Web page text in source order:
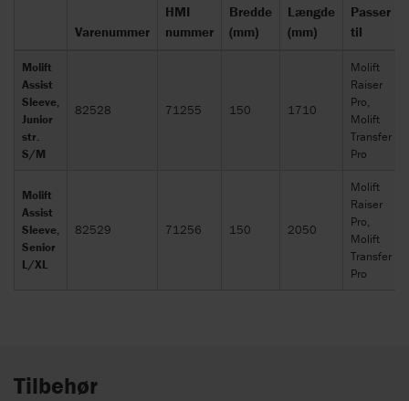
Varenummer
HMI
nummer
Bredde
(mm)
Længde
(mm)
Passer
til
Molift
Assist
Sleeve,
Junior
str.
S/M
82528 71255 150 1710
Molift
Raiser
Pro,
Molift
Transfer
Pro
Molift
Assist
Sleeve,
Senior
L/XL
82529 71256 150 2050
Molift
Raiser
Pro,
Molift
Transfer
Pro
Tilbehør